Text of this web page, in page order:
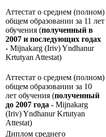
Аттестат о среднем (полном)
общем образовании за 11 лет
обучения (полученный в
2007 и последующих годах
- Mijnakarg (Iriv) Yndhanur
Krtutyan Attestat)
Аттестат о среднем (полном)
общем образовании за 10
лет обучения (полученный
до 2007 года - Mijnakarg
(Iriv) Yndhanur Krtutyan
Attestat)
Диплом среднего